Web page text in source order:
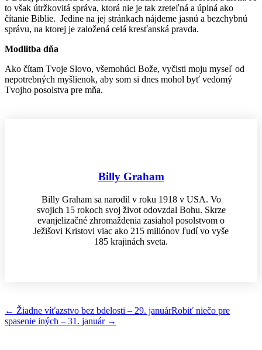
to však útržkovitá správa, ktorá nie je tak zreteľná a úplná ako
čítanie Biblie. Jedine na jej stránkach nájdeme jasnú a bezchybnú
správu, na ktorej je založená celá kresťanská pravda.
Modlitba dňa
Ako čítam Tvoje Slovo, všemohúci Bože, vyčisti moju myseľ od
nepotrebných myšlienok, aby som si dnes mohol byť vedomý
Tvojho posolstva pre mňa.
Billy Graham
Billy Graham sa narodil v roku 1918 v USA. Vo
svojich 15 rokoch svoj život odovzdal Bohu. Skrze
evanjelizačné zhromaždenia zasiahol posolstvom o
Ježišovi Kristovi viac ako 215 miliónov ľudí vo vyše
185 krajinách sveta.
← Žiadne víťazstvo bez bdelosti – 29. januárRobiť niečo pre
spasenie iných – 31. január →